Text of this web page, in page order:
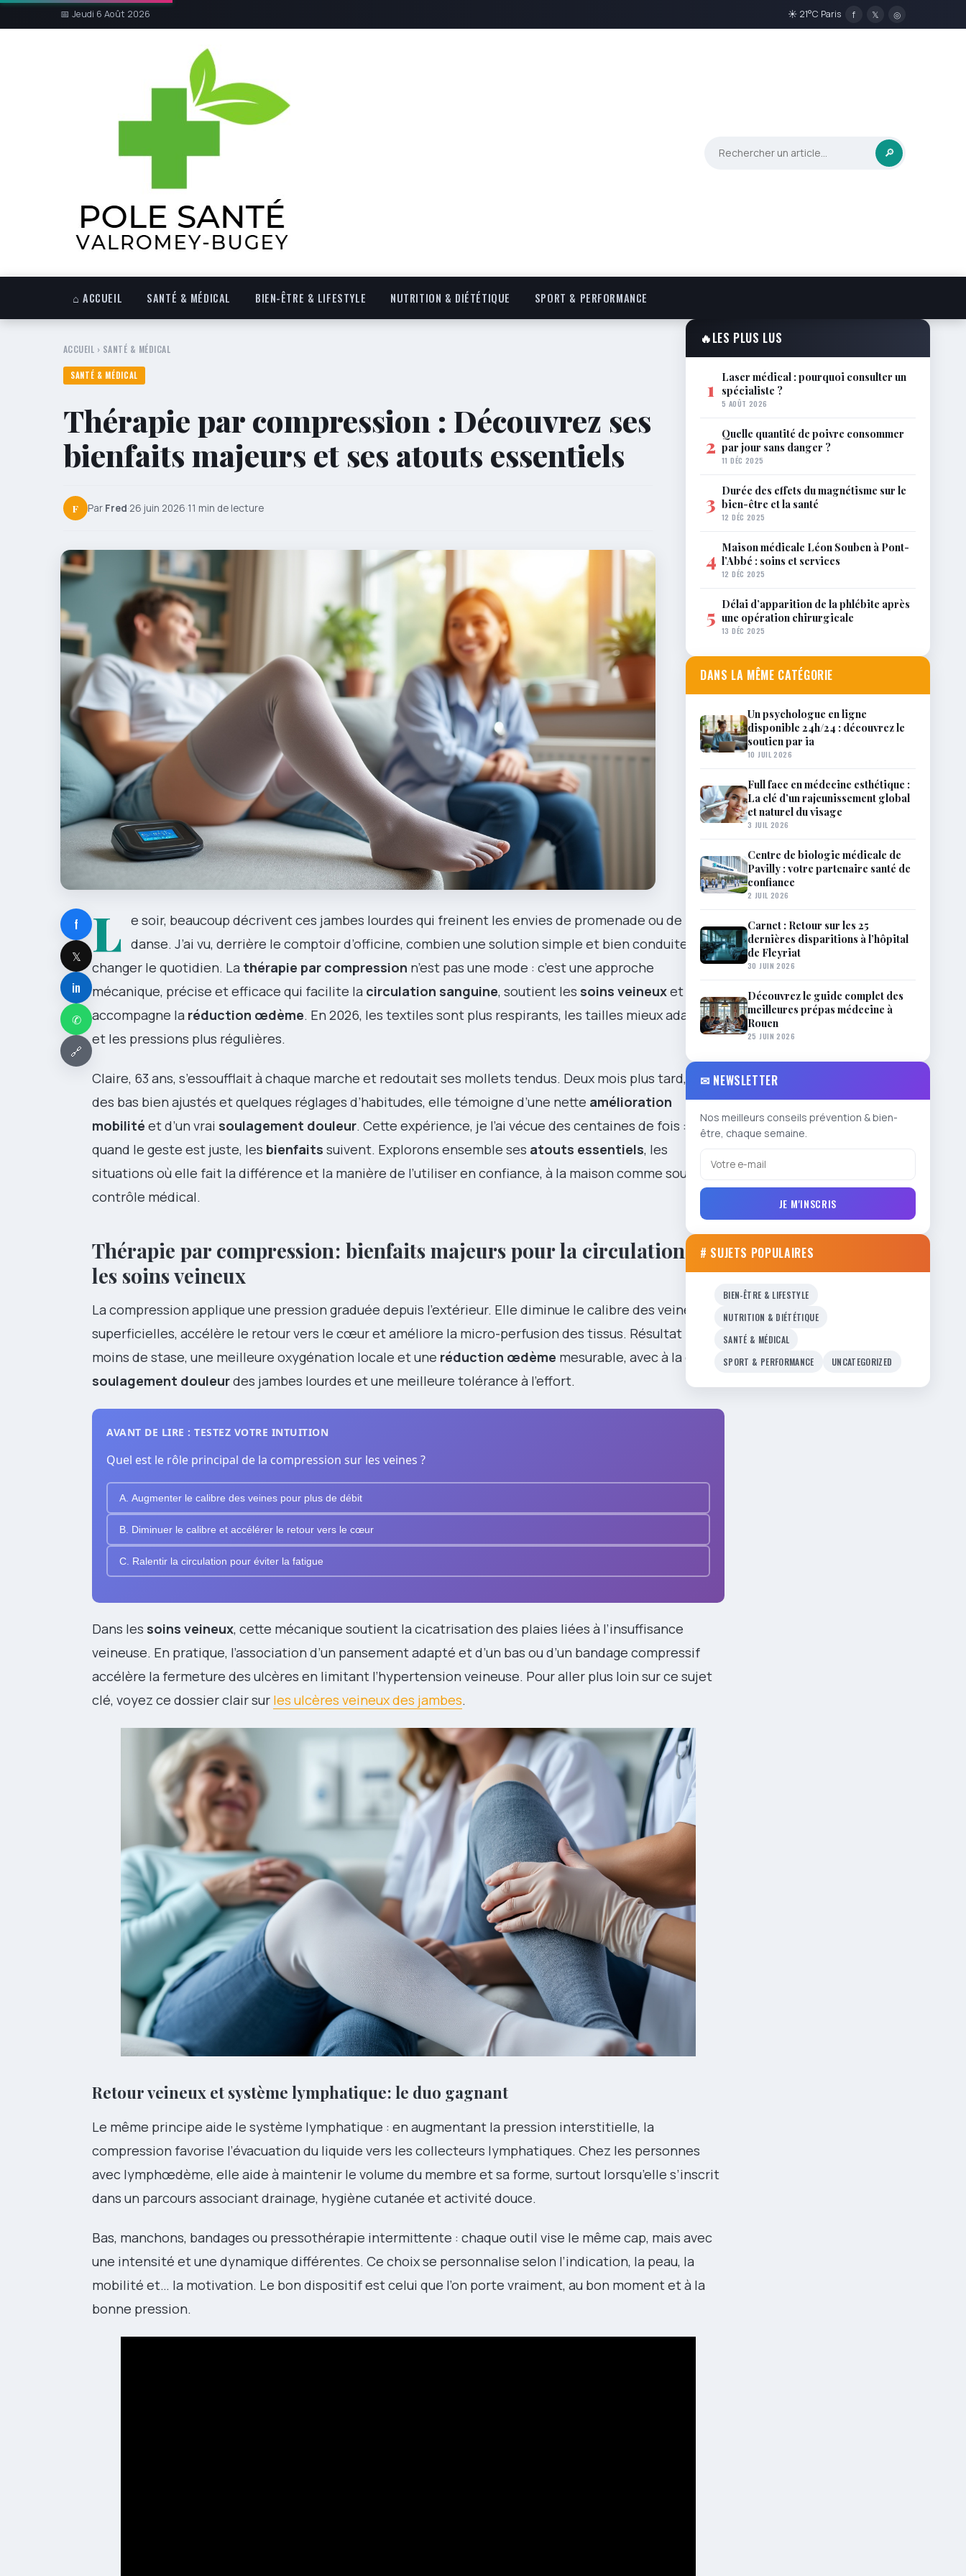
📅 Jeudi 6 Août 2026 ☀ 21°C Paris f 𝕏 ◎
🔎
⌂ ACCUEIL SANTÉ & MÉDICAL BIEN-ÊTRE & LIFESTYLE NUTRITION & DIÉTÉTIQUE SPORT & PERFORMANCE
ACCUEIL › SANTÉ & MÉDICAL
SANTÉ & MÉDICAL
Thérapie par compression : Découvrez ses
bienfaits majeurs et ses atouts essentiels
F Par Fred·26 juin 2026·11 min de lecture
f
𝕏
in
✆
🔗
L e soir, beaucoup décrivent ces jambes lourdes qui freinent les envies de promenade ou de
danse. J’ai vu, derrière le comptoir d’officine, combien une solution simple et bien conduite peut
changer le quotidien. La thérapie par compression n’est pas une mode : c’est une approche
mécanique, précise et efficace qui facilite la circulation sanguine, soutient les soins veineuxet
accompagne la réduction œdème. En 2026, les textiles sont plus respirants, les tailles mieux adaptées
et les pressions plus régulières.
Claire, 63 ans, s’essoufflait à chaque marche et redoutait ses mollets tendus. Deux mois plus tard, avec
des bas bien ajustés et quelques réglages d’habitudes, elle témoigne d’une nette amélioration
mobilité et d’un vrai soulagement douleur. Cette expérience, je l’ai vécue des centaines de fois :
quand le geste est juste, les bienfaits suivent. Explorons ensemble ses atouts essentiels, les
situations où elle fait la différence et la manière de l’utiliser en confiance, à la maison comme sous
contrôle médical.
Thérapie par compression : bienfaits majeurs pour la circulation et
les soins veineux
La compression applique une pression graduée depuis l’extérieur. Elle diminue le calibre des veines
superficielles, accélère le retour vers le cœur et améliore la micro-perfusion des tissus. Résultat :
moins de stase, une meilleure oxygénation locale et une réduction œdème mesurable, avec à la clé un
soulagement douleurdes jambes lourdes et une meilleure tolérance à l’effort.
AVANT DE LIRE : TESTEZ VOTRE INTUITION
Quel est le rôle principal de la compression sur les veines ?
A. Augmenter le calibre des veines pour plus de débit
B. Diminuer le calibre et accélérer le retour vers le cœur
C. Ralentir la circulation pour éviter la fatigue
Dans les soins veineux, cette mécanique soutient la cicatrisation des plaies liées à l’insuffisance
veineuse. En pratique, l’association d’un pansement adapté et d’un bas ou d’un bandage compressif
accélère la fermeture des ulcères en limitant l’hypertension veineuse. Pour aller plus loin sur ce sujet
clé, voyez ce dossier clair sur les ulcères veineux des jambes.
Retour veineux et système lymphatique : le duo gagnant
Le même principe aide le système lymphatique : en augmentant la pression interstitielle, la
compression favorise l’évacuation du liquide vers les collecteurs lymphatiques. Chez les personnes
avec lymphœdème, elle aide à maintenir le volume du membre et sa forme, surtout lorsqu’elle s’inscrit
dans un parcours associant drainage, hygiène cutanée et activité douce.
Bas, manchons, bandages ou pressothérapie intermittente : chaque outil vise le même cap, mais avec
une intensité et une dynamique différentes. Ce choix se personnalise selon l’indication, la peau, la
mobilité et… la motivation. Le bon dispositif est celui que l’on porte vraiment, au bon moment et à la
bonne pression.
🔥LES PLUS LUS
1 Laser médical : pourquoi consulter un
spécialiste ?
5 AOÛT 2026
2 Quelle quantité de poivre consommer
par jour sans danger ?
11 DÉC 2025
3 Durée des effets du magnétisme sur le
bien-être et la santé
12 DÉC 2025
4 Maison médicale Léon Souben à Pont-
l’Abbé : soins et services
12 DÉC 2025
5 Délai d’apparition de la phlébite après
une opération chirurgicale
13 DÉC 2025
DANS LA MÊME CATÉGORIE
Un psychologue en ligne
disponible 24h/24 : découvrez le
soutien par ia
10 JUIL 2026
Full face en médecine esthétique :
La clé d’un rajeunissement global
et naturel du visage
3 JUIL 2026
Centre de biologie médicale de
Pavilly : votre partenaire santé de
confiance
2 JUIL 2026
Carnet : Retour sur les 25
dernières disparitions à l’hôpital
de Fleyriat
30 JUIN 2026
Découvrez le guide complet des
meilleures prépas médecine à
Rouen
25 JUIN 2026
✉ NEWSLETTER
Nos meilleurs conseils prévention & bien-
être, chaque semaine.
JE M'INSCRIS
# SUJETS POPULAIRES
BIEN-ÊTRE & LIFESTYLE
NUTRITION & DIÉTÉTIQUE
SANTÉ & MÉDICAL
SPORT & PERFORMANCE
UNCATEGORIZED